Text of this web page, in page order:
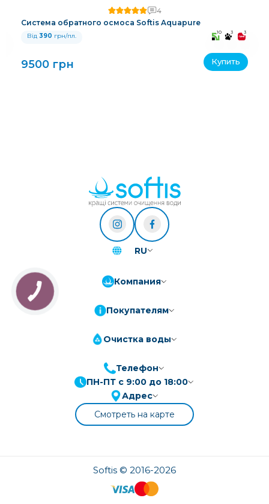
ПриватБанк
3-10 платежів, кредит 0.01%
3-7 платежів, кредит 0.01%
3-10 платежів, кредит 0.01%
3-10 платежів, кредит 0.01%
4
Система обратного осмоса Softis Aquapure
Від 390 грн/пл. 10 3 3
9500 грн Купить
RU
Компания
Покупателям
Очистка воды
Телефон
ПН-ПТ с 9:00 до 18:00
Адрес
Смотреть на карте
Softis © 2016-2026